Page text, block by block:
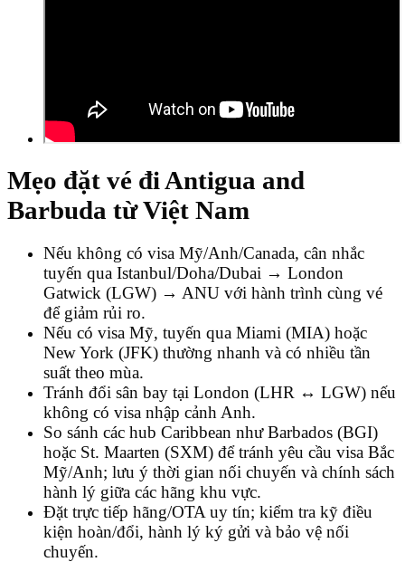
Mẹo đặt vé đi Antigua and
Barbuda từ Việt Nam
Nếu không có visa Mỹ/Anh/Canada, cân nhắc
tuyến qua Istanbul/Doha/Dubai → London
Gatwick (LGW) → ANU với hành trình cùng vé
để giảm rủi ro.
Nếu có visa Mỹ, tuyến qua Miami (MIA) hoặc
New York (JFK) thường nhanh và có nhiều tần
suất theo mùa.
Tránh đổi sân bay tại London (LHR ↔ LGW) nếu
không có visa nhập cảnh Anh.
So sánh các hub Caribbean như Barbados (BGI)
hoặc St. Maarten (SXM) để tránh yêu cầu visa Bắc
Mỹ/Anh; lưu ý thời gian nối chuyến và chính sách
hành lý giữa các hãng khu vực.
Đặt trực tiếp hãng/OTA uy tín; kiểm tra kỹ điều
kiện hoàn/đổi, hành lý ký gửi và bảo vệ nối
chuyến.